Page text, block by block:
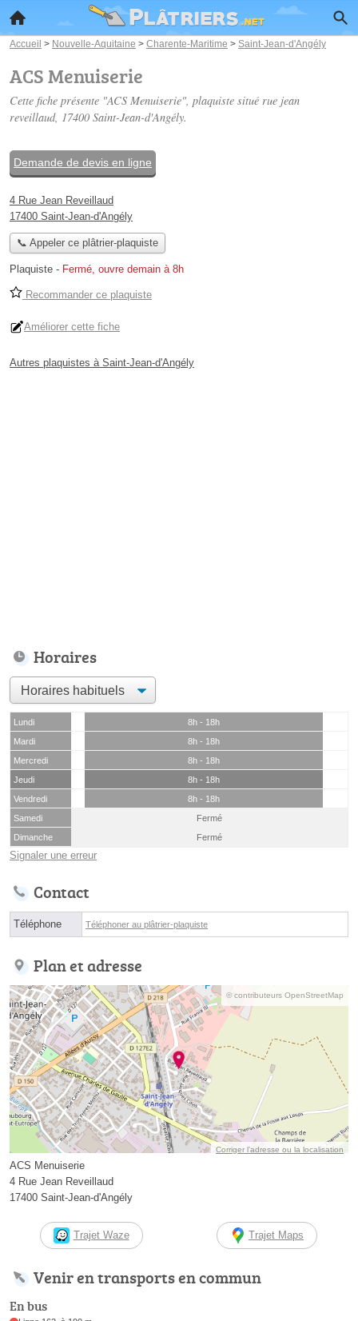
Accueil > Nouvelle-Aquitaine > Charente-Maritime > Saint-Jean-d'Angély
ACS Menuiserie
Cette fiche présente "ACS Menuiserie", plaquiste situé rue jean
reveillaud, 17400 Saint-Jean-d'Angély.
Demande de devis en ligne
4 Rue Jean Reveillaud
17400 Saint-Jean-d'Angély
📞 Appeler ce plâtrier-plaquiste
Plaquiste - Fermé, ouvre demain à 8h
Recommander ce plaquiste
Améliorer cette fiche
Autres plaquistes à Saint-Jean-d'Angély
Horaires
Lundi
8h - 18h
Mardi
8h - 18h
Mercredi
8h - 18h
Jeudi
8h - 18h
Vendredi
8h - 18h
Samedi
Fermé
Dimanche
Fermé
Signaler une erreur
Contact
Téléphone Téléphoner au plâtrier-plaquiste
Plan et adresse
© contributeurs OpenStreetMap
Corriger l’adresse ou la localisation
ACS Menuiserie
4 Rue Jean Reveillaud
17400 Saint-Jean-d'Angély
Trajet Waze Trajet Maps
Venir en transports en commun
En bus